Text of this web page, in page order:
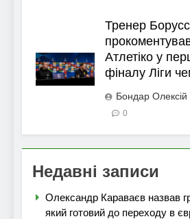
Тренер
Атлетіко у
фіналу Ліги
Бондар Олексій
0
Недавні записи
Олександр Караваєв назвав
який готовий до переходу в